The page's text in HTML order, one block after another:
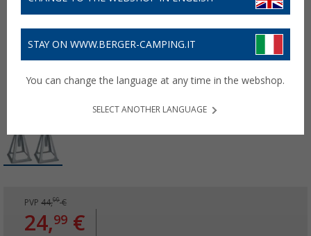
PVP 44,99€
24,99 €
STAY ON WWW.BERGER-CAMPING.IT
You can change the language at any time in the webshop.
SELECT ANOTHER LANGUAGE